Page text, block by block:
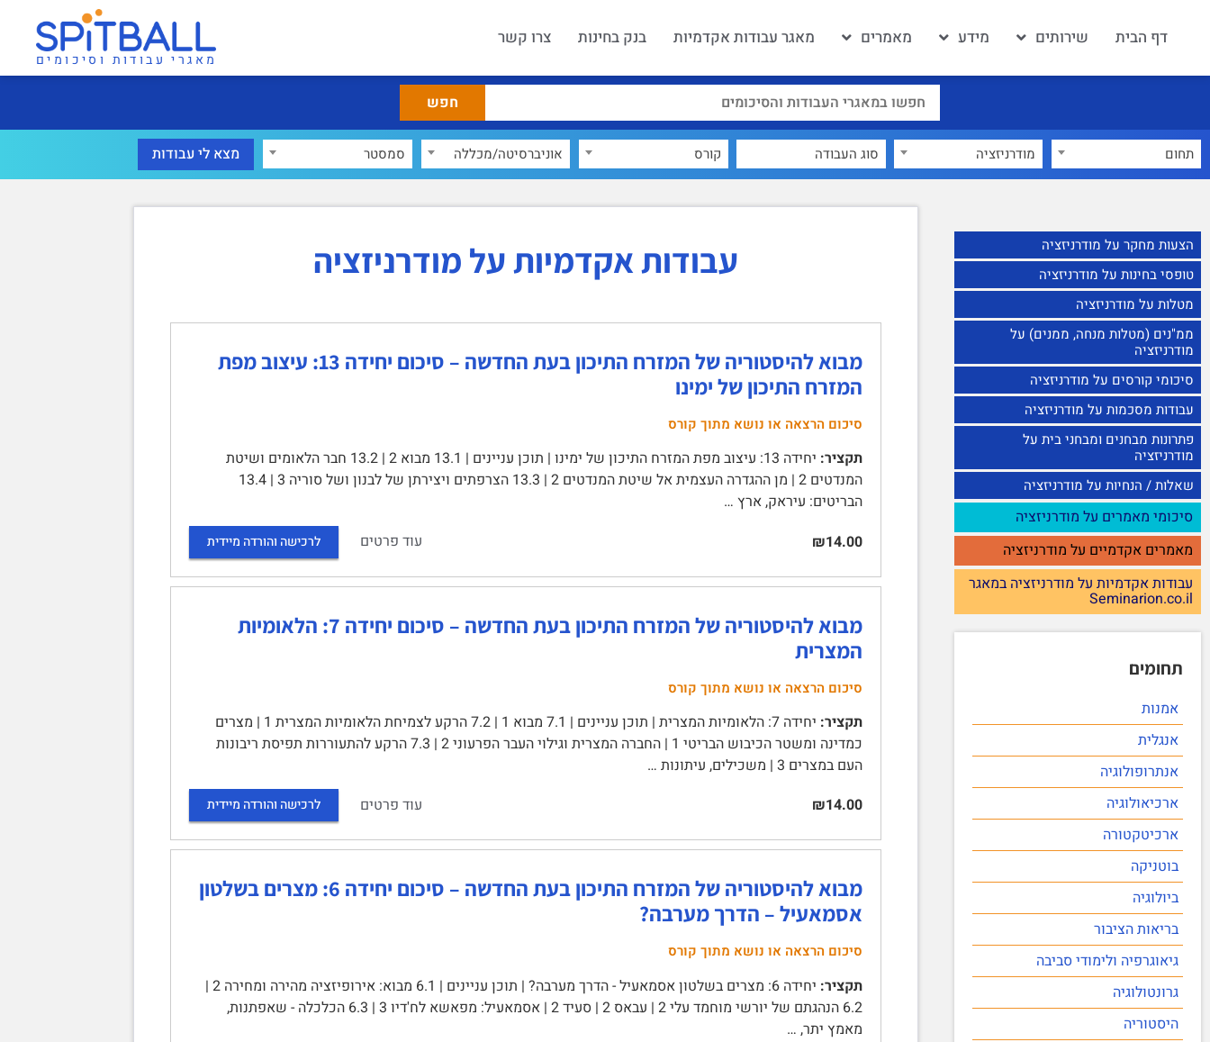
דף הבית שירותים מידע מאמרים מאגר עבודות אקדמיות בנק בחינות צרו קשר
מאגרי עבודות וסיכומים
תחום מודרניזציה קורס אוניברסיטה/מכללה סמסטר
הצעות מחקר על מודרניזציה
טופסי בחינות על מודרניזציה
מטלות על מודרניזציה
ממ"נים (מטלות מנחה, ממנים) על
מודרניזציה
סיכומי קורסים על מודרניזציה
עבודות מסכמות על מודרניזציה
פתרונות מבחנים ומבחני בית על
מודרניזציה
שאלות / הנחיות על מודרניזציה
סיכומי מאמרים על מודרניזציה
מאמרים אקדמיים על מודרניזציה
עבודות אקדמיות על מודרניזציה במאגר
Seminarion.co.il
תחומים
אמנות
אנגלית
אנתרופולוגיה
ארכיאולוגיה
ארכיטקטורה
בוטניקה
ביולוגיה
בריאות הציבור
גיאוגרפיה ולימודי סביבה
גרונטולוגיה
היסטוריה
עבודות אקדמיות על מודרניזציה
מבוא להיסטוריה של המזרח התיכון בעת החדשה – סיכום יחידה 13: עיצוב מפת
המזרח התיכון של ימינו
סיכום הרצאה או נושא מתוך קורס
תקציר:
יחידה 13: עיצוב מפת המזרח התיכון של ימינו | תוכן עניינים | 13.1 מבוא 2 | 13.2 חבר הלאומים ושיטת
המנדטים 2 | מן ההגדרה העצמית אל שיטת המנדטים 2 | 13.3 הצרפתים ויצירתן של לבנון ושל סוריה 3 | 13.4
הבריטים: עיראק, ארץ …
₪14.00
עוד פרטים לרכישה והורדה מיידית
מבוא להיסטוריה של המזרח התיכון בעת החדשה – סיכום יחידה 7: הלאומיות
המצרית
סיכום הרצאה או נושא מתוך קורס
תקציר:
יחידה 7: הלאומיות המצרית | תוכן עניינים | 7.1 מבוא 1 | 7.2 הרקע לצמיחת הלאומיות המצרית 1 | מצרים
כמדינה ומשטר הכיבוש הבריטי 1 | החברה המצרית וגילוי העבר הפרעוני 2 | 7.3 הרקע להתעוררות תפיסת ריבונות
העם במצרים 3 | משכילים, עיתונות …
₪14.00
עוד פרטים לרכישה והורדה מיידית
מבוא להיסטוריה של המזרח התיכון בעת החדשה – סיכום יחידה 6: מצרים בשלטון
אסמאעיל – הדרך מערבה?
סיכום הרצאה או נושא מתוך קורס
תקציר:
יחידה 6: מצרים בשלטון אסמאעיל - הדרך מערבה? | תוכן עניינים | 6.1 מבוא: אירופיזציה מהירה ומחירה 2 |
6.2 הנהגתם של יורשי מוחמד עלי 2 | עבאס 2 | סעיד 2 | אסמאעיל: מפאשא לח'דיו 3 | 6.3 הכלכלה - שאפתנות,
מאמץ יתר, …